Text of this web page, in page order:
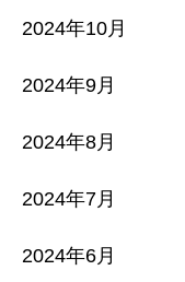
2024年10月
2024年9月
2024年8月
2024年7月
2024年6月